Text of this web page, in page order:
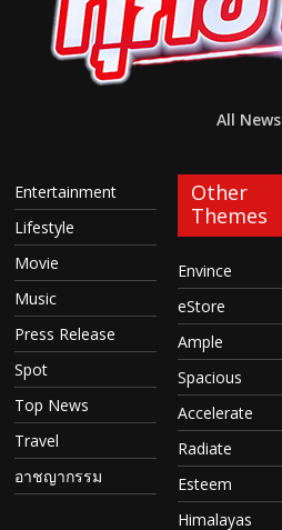
All News
Entertainment
Lifestyle
Movie
Music
Press Release
Spot
Top News
Travel
อาชญากรรม
Other
Themes
Envince
eStore
Ample
Spacious
Accelerate
Radiate
Esteem
Himalayas